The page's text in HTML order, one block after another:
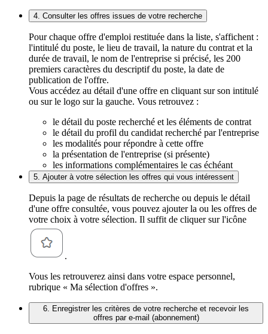
4. Consulter les offres issues de votre recherche
Pour chaque offre d'emploi restituée dans la liste, s'affichent :
l'intitulé du poste, le lieu de travail, la nature du contrat et la
durée de travail, le nom de l'entreprise si précisé, les 200
premiers caractères du descriptif du poste, la date de
publication de l'offre.
Vous accédez au détail d'une offre en cliquant sur son intitulé
ou sur le logo sur la gauche. Vous retrouvez :
le détail du poste recherché et les éléments de contrat
le détail du profil du candidat recherché par l'entreprise
les modalités pour répondre à cette offre
la présentation de l'entreprise (si présente)
les informations complémentaires le cas échéant
5. Ajouter à votre sélection les offres qui vous intéressent
Depuis la page de résultats de recherche ou depuis le détail
d'une offre consultée, vous pouvez ajouter la ou les offres de
votre choix à votre sélection. Il suffit de cliquer sur l'icône
.
Vous les retrouverez ainsi dans votre espace personnel,
rubrique « Ma sélection d'offres ».
6. Enregistrer les critères de votre recherche et recevoir les
offres par e-mail (abonnement)